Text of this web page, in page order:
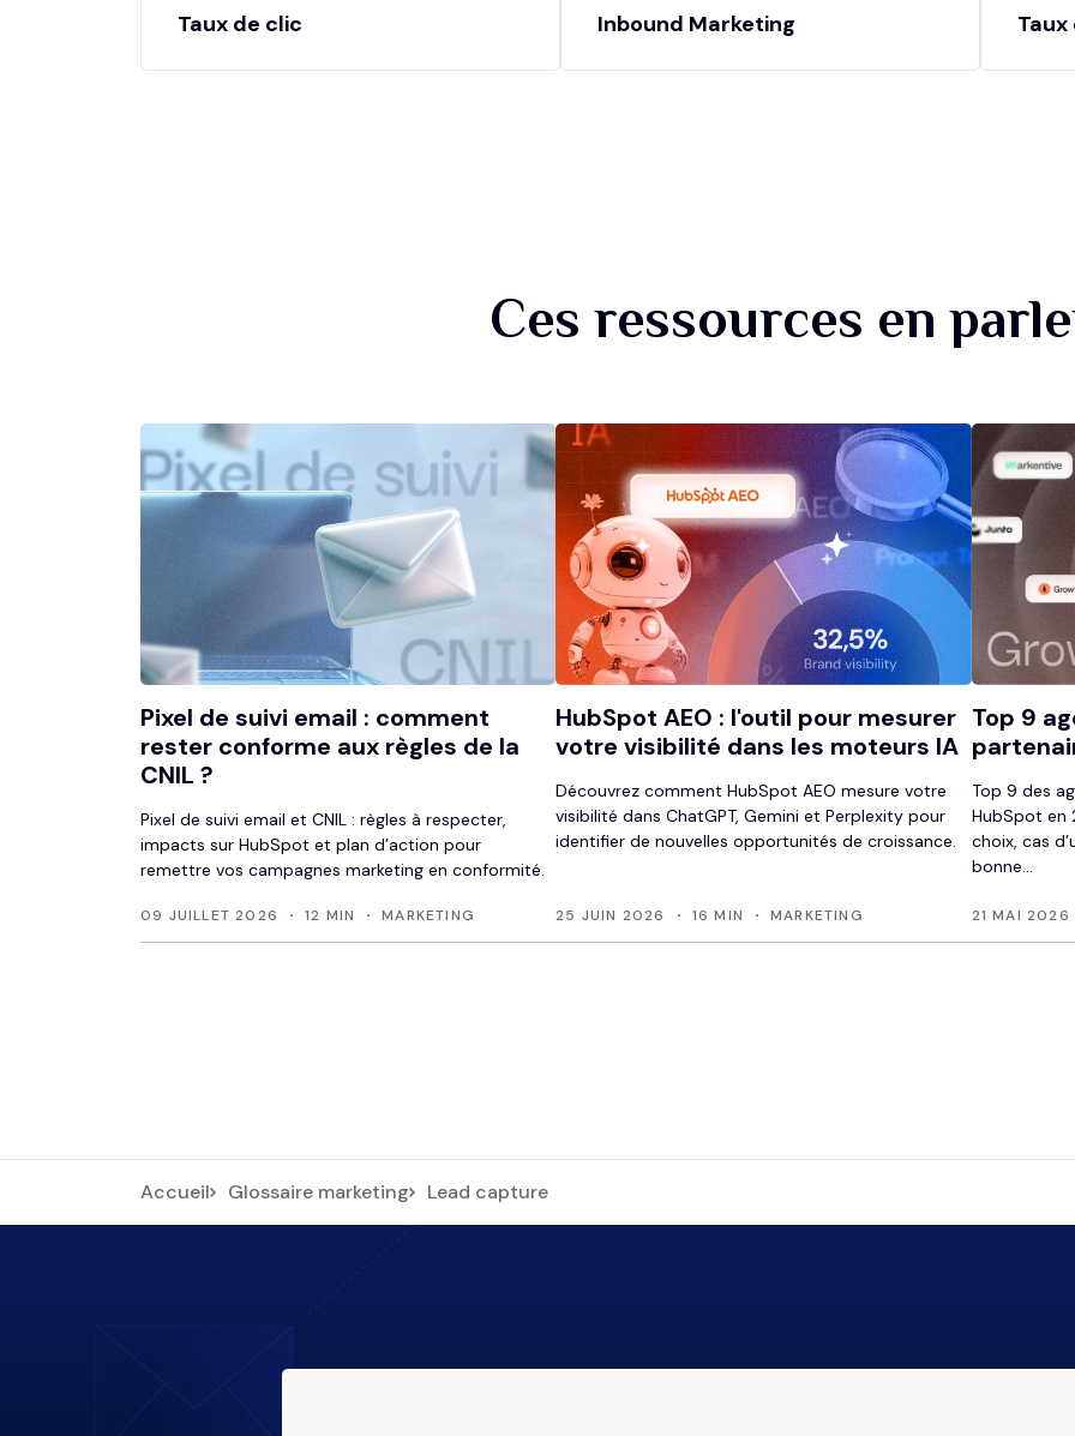
Taux de clic Inbound Marketing
Ces ressources en
Pixel de suivi email : comment
rester conforme aux règles de la
CNIL ?
Pixel de suivi email et CNIL : règles à respecter,
impacts sur HubSpot et plan d’action pour
remettre vos campagnes marketing en conformité.
09 JUILLET 2026 12 MIN MARKETING
HubSpot AEO : l'outil pour mesurer
votre visibilité dans les moteurs IA
Découvrez comment HubSpot AEO mesure votre
visibilité dans ChatGPT, Gemini et Perplexity pour
identifier de nouvelles opportunités de croissance.
25 JUIN 2026 16 MIN MARKETING
Top 9
Top 9 des
HubSpot en
choix, cas
bonne...
21 MAI 2026
Accueil Glossaire marketing Lead capture